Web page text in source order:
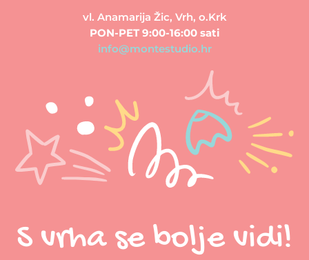
vl. Anamarija Žic, Vrh, o.Krk
PON-PET 9:00-16:00 sati
info@montestudio.hr
S vrha se bolje vidi!